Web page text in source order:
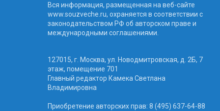
Вся информация, размещенная на веб-сайте
www.souzveche.ru, охраняется в соответствии с
законодательством РФ об авторском праве и
международными соглашениями.
127015, г. Москва, ул. Новодмитровская, д. 2Б, 7
этаж, помещение 701
Главный редактор Камека Светлана
Владимировна
Приобретение авторских прав: 8 (495) 637-64-88